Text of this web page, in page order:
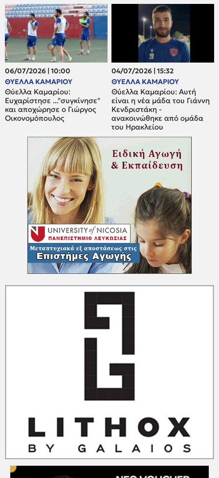
06/07/2026 | 10:00
ΘΥΕΛΛΑ ΚΑΜΑΡΙΟΥ
Θύελλα Καμαρίου:
Ευχαρίστησε ..."συγκίνησε"
και αποχώρησε ο Γιώργος
Οικονομόπουλος
04/07/2026 | 15:32
ΘΥΕΛΛΑ ΚΑΜΑΡΙΟΥ
Θύελλα Καμαρίου: Αυτή
είναι η νέα μάδα του Γιάννη
Κενδριστάκη -
ανακοινώθηκε από ομάδα
του Ηρακλείου